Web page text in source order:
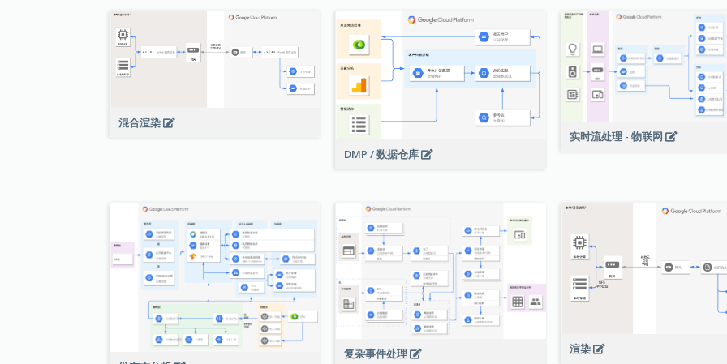
混合渲染
DMP / 数据仓库
实时流处理 - 物联网
复杂事件处理 渲染